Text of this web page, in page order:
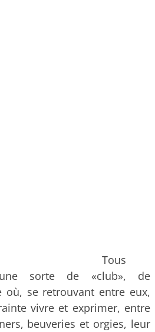
Tous
sorte de «club», de
où, se retrouvant entre eux,
vivre et exprimer, entre
beuveries et orgies, leur